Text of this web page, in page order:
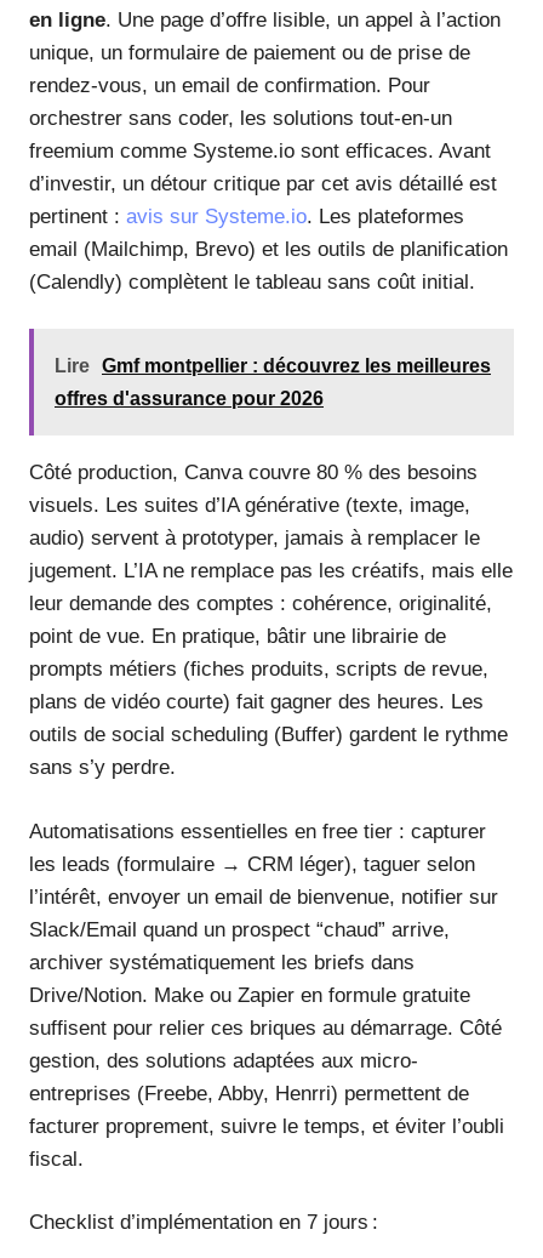
en ligne. Une page d’offre lisible, un appel à l’action
unique, un formulaire de paiement ou de prise de
rendez-vous, un email de confirmation. Pour
orchestrer sans coder, les solutions tout-en-un
freemium comme Systeme.io sont efficaces. Avant
d’investir, un détour critique par cet avis détaillé est
pertinent : avis sur Systeme.io. Les plateformes
email (Mailchimp, Brevo) et les outils de planification
(Calendly) complètent le tableau sans coût initial.
Lire Gmf montpellier : découvrez les meilleures
offres d'assurance pour 2026
Côté production, Canva couvre 80 % des besoins
visuels. Les suites d’IA générative (texte, image,
audio) servent à prototyper, jamais à remplacer le
jugement. L’IA ne remplace pas les créatifs, mais elle
leur demande des comptes : cohérence, originalité,
point de vue. En pratique, bâtir une librairie de
prompts métiers (fiches produits, scripts de revue,
plans de vidéo courte) fait gagner des heures. Les
outils de social scheduling (Buffer) gardent le rythme
sans s’y perdre.
Automatisations essentielles en free tier : capturer
les leads (formulaire → CRM léger), taguer selon
l’intérêt, envoyer un email de bienvenue, notifier sur
Slack/Email quand un prospect “chaud” arrive,
archiver systématiquement les briefs dans
Drive/Notion. Make ou Zapier en formule gratuite
suffisent pour relier ces briques au démarrage. Côté
gestion, des solutions adaptées aux micro-
entreprises (Freebe, Abby, Henrri) permettent de
facturer proprement, suivre le temps, et éviter l’oubli
fiscal.
Checklist d’implémentation en 7 jours :